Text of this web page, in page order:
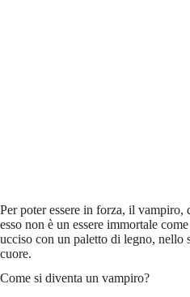
Per poter essere in forza, il vampiro,
esso non è un essere immortale
ucciso con un paletto di legno, nello
cuore.
Come si diventa un vampiro?